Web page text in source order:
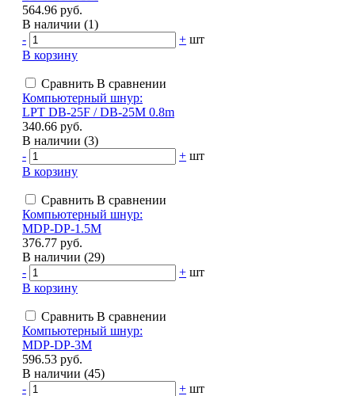
564.96 руб.
В наличии (1)
-
+ шт
В корзину
Сравнить В сравнении
Компьютерный шнур:
LPT DB-25F / DB-25M 0.8m
340.66 руб.
В наличии (3)
-
+ шт
В корзину
Сравнить В сравнении
Компьютерный шнур:
MDP-DP-1.5M
376.77 руб.
В наличии (29)
-
+ шт
В корзину
Сравнить В сравнении
Компьютерный шнур:
MDP-DP-3M
596.53 руб.
В наличии (45)
-
+ шт